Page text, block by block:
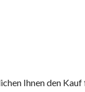
Ihnen den Kauf